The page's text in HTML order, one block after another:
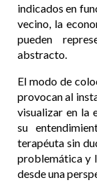
indicados en
vecino, la
pueden
abstracto.
El modo de
provocan al
visualizar en la
su
terapéuta sin
problemática y
desde una